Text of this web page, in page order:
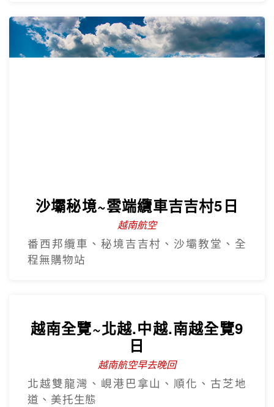
沙壩秘境~雲端纜車吉吉村5日
越南航空
番西邦纜車、秘境吉吉村、沙壩教堂、全
程無購物站
越南全覽~北越.中越.南越全覽9
日
越南航空早去晚回
北越雙龍灣、峴港巴拿山、順化、古芝地
道、美托生態